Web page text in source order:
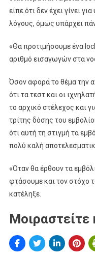
είπε ότι δεν έχει γίνει
λόγους, όμως υπάρχει
«Θα προτιμήσουμε ένα
αριθμό εισαγωγών στα
Όσον αφορά το θέμα την
ότι τα τεστ και οι
το αρχικό στέλεχος και
τρίτης δόσης του
ότι αυτή τη στιγμή τα
πολύ καλή
«Όταν θα έρθουν τα
φτάσουμε και τον στόχο
κατέληξε.
Μοιραστείτε